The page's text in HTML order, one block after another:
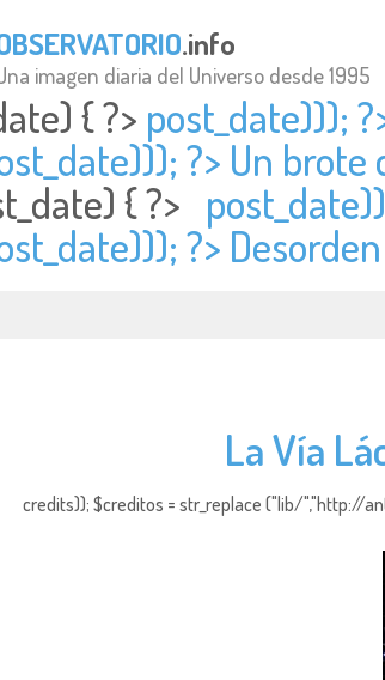
.info
imagen diaria del Universo desde 1995
{ ?> post_date)));
?> Un brote
{ ?>
?>
La Vía
credits)); $creditos = str_replace ("lib/","http://